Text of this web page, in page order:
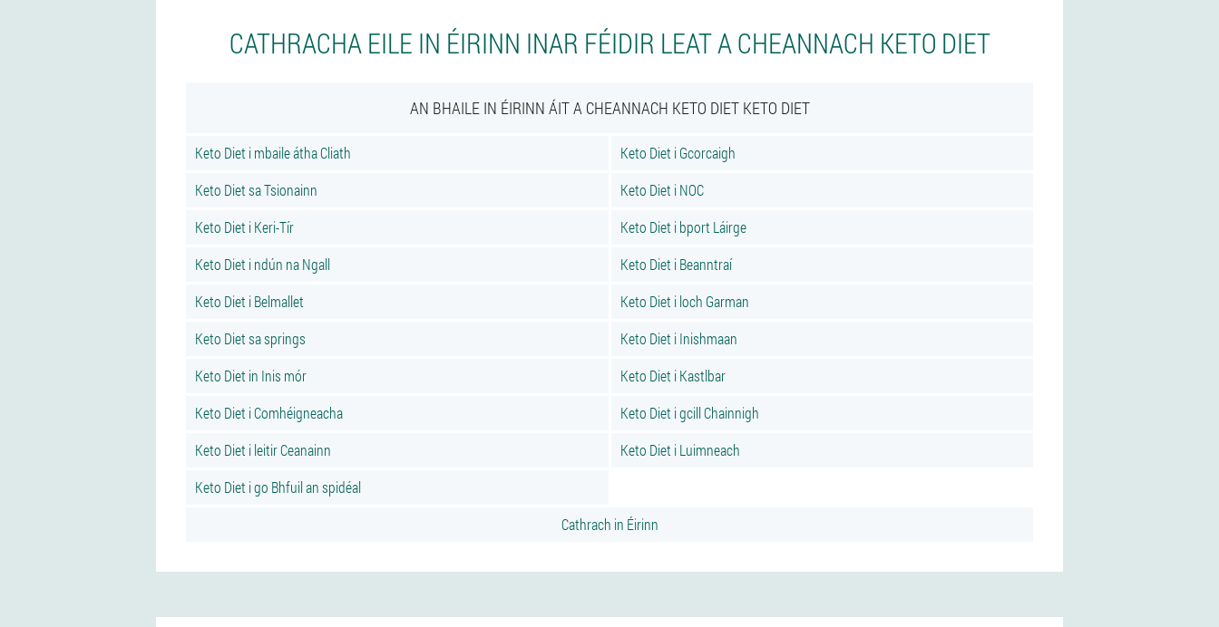
CATHRACHA EILE IN ÉIRINN INAR FÉIDIR LEAT A CHEANNACH KETO DIET
AN BHAILE IN ÉIRINN ÁIT A CHEANNACH KETO DIET KETO DIET
Keto Diet i mbaile átha Cliath
Keto Diet i Gcorcaigh
Keto Diet sa Tsionainn
Keto Diet i NOC
Keto Diet i Keri-Tír
Keto Diet i bport Láirge
Keto Diet i ndún na Ngall
Keto Diet i Beanntraí
Keto Diet i Belmallet
Keto Diet i loch Garman
Keto Diet sa springs
Keto Diet i Inishmaan
Keto Diet in Inis mór
Keto Diet i Kastlbar
Keto Diet i Comhéigneacha
Keto Diet i gcill Chainnigh
Keto Diet i leitir Ceanainn
Keto Diet i Luimneach
Keto Diet i go Bhfuil an spidéal
Cathrach in Éirinn